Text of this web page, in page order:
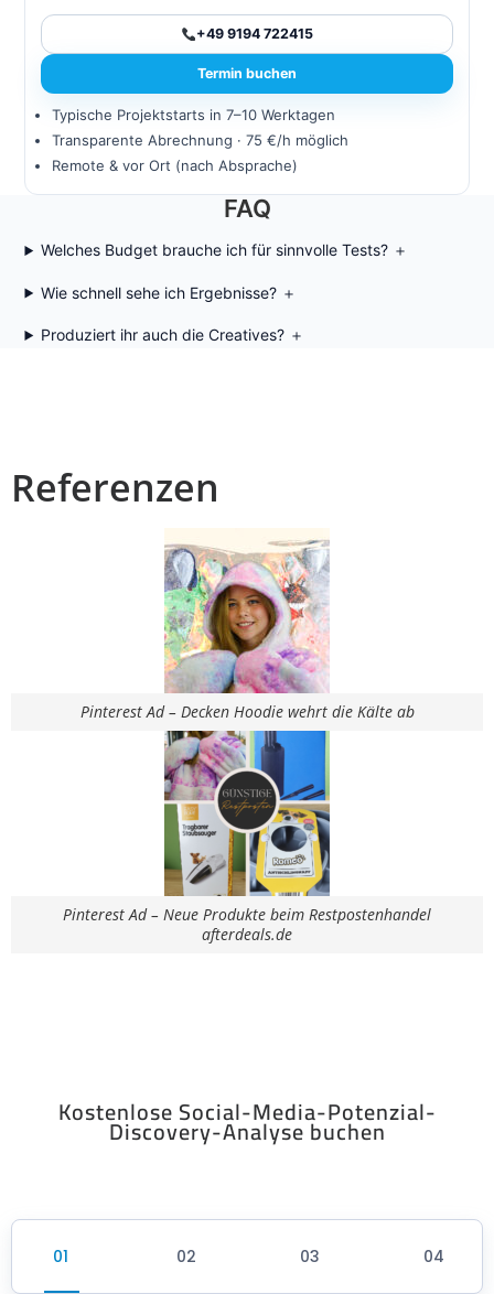
+49 9194 722415
Termin buchen
Typische Projektstarts in 7–10 Werktagen
Transparente Abrechnung · 75 €/h möglich
Remote & vor Ort (nach Absprache)
FAQ
Welches Budget brauche ich für sinnvolle Tests? ＋
Wie schnell sehe ich Ergebnisse? ＋
Produziert ihr auch die Creatives? ＋
Referenzen
Pinterest Ad – Decken Hoodie wehrt die Kälte ab
Pinterest Ad – Neue Produkte beim Restpostenhandel
afterdeals.de
Kostenlose Social-Media-Potenzial-
Discovery-Analyse buchen